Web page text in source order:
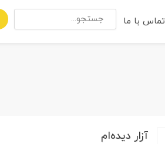
تماس با ما
آزار دیده‌ام